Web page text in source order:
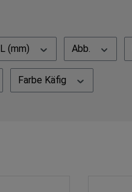
L (mm) Abb.
Farbe Käfig